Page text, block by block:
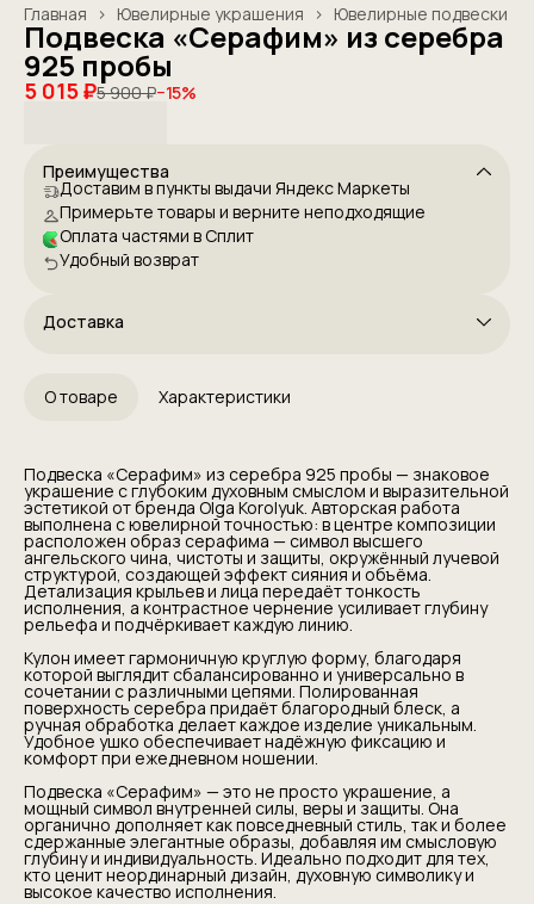
Ювелирные подвески
Ювелирные украшения ›
Главная ›
Подвеска «Серафим» из серебра
925 пробы
5 015 ₽5 900 ₽−15%
Преимущества
Доставим в пункты выдачи Яндекс Маркеты
Примерьте товары и верните неподходящие
Оплата частями в Сплит
Удобный возврат
Доставка
О товаре Характеристики
Подвеска «Серафим» из серебра 925 пробы — знаковое
украшение с глубоким духовным смыслом и выразительной
эстетикой от бренда Olga Korolyuk. Авторская работа
выполнена с ювелирной точностью: в центре композиции
расположен образ серафима — символ высшего
ангельского чина, чистоты и защиты, окружённый лучевой
структурой, создающей эффект сияния и объёма.
Детализация крыльев и лица передаёт тонкость
исполнения, а контрастное чернение усиливает глубину
рельефа и подчёркивает каждую линию.
Кулон имеет гармоничную круглую форму, благодаря
которой выглядит сбалансированно и универсально в
сочетании с различными цепями. Полированная
поверхность серебра придаёт благородный блеск, а
ручная обработка делает каждое изделие уникальным.
Удобное ушко обеспечивает надёжную фиксацию и
комфорт при ежедневном ношении.
Подвеска «Серафим» — это не просто украшение, а
мощный символ внутренней силы, веры и защиты. Она
органично дополняет как повседневный стиль, так и более
сдержанные элегантные образы, добавляя им смысловую
глубину и индивидуальность. Идеально подходит для тех,
кто ценит неординарный дизайн, духовную символику и
высокое качество исполнения.